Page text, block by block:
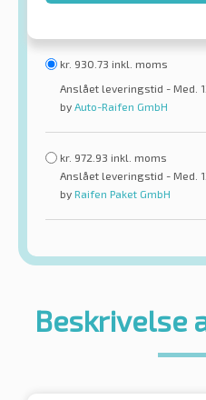
kr. 930.73 inkl. moms
Anslået leveringstid - Med.
by Auto-Raifen GmbH
kr. 972.93 inkl. moms
Anslået leveringstid - Med.
by Raifen Paket GmbH
Beskrivelse